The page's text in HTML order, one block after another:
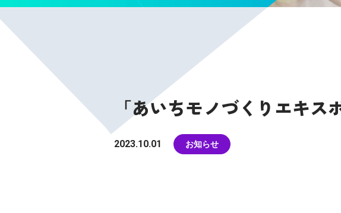
「あいちモノづくりエキス
2023.10.01 お知らせ